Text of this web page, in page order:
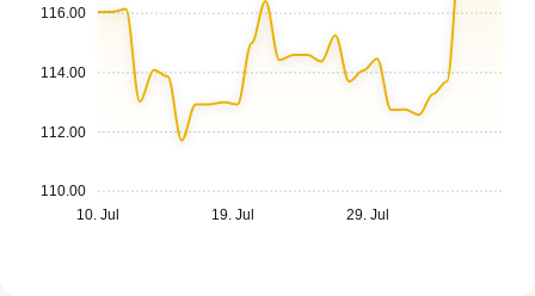
116.00
114.00
112.00
110.00
10. Jul
19. Jul 29. Jul